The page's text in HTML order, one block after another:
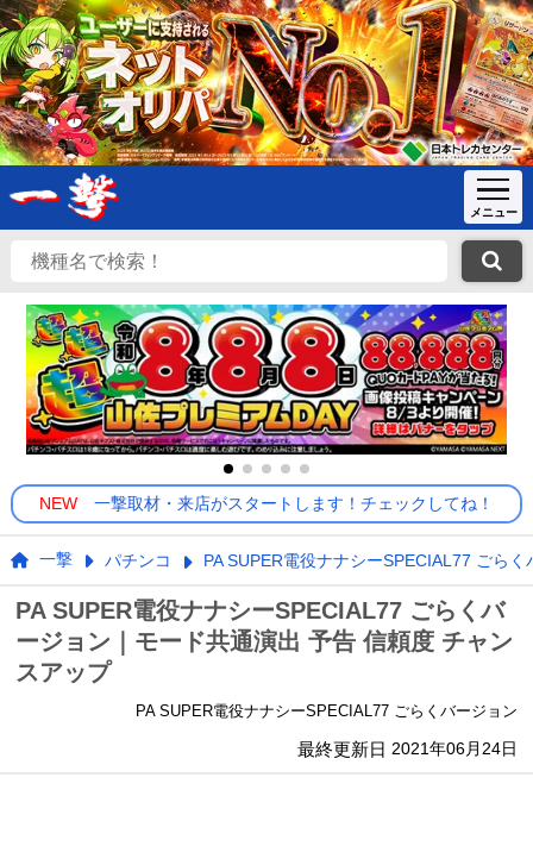
NEW 一撃取材・来店がスタートします！チェックしてね！
一撃 パチンコ PA SUPER電役ナナシーSPECIAL77 ごらく
PA SUPER電役ナナシーSPECIAL77 ごらくバ
ージョン｜モード共通演出 予告 信頼度 チャン
スアップ
PA SUPER電役ナナシーSPECIAL77 ごらくバージョン
最終更新日 2021年06月24日